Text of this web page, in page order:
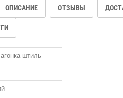
ОПИСАНИЕ ОТЗЫВЫ
штиль